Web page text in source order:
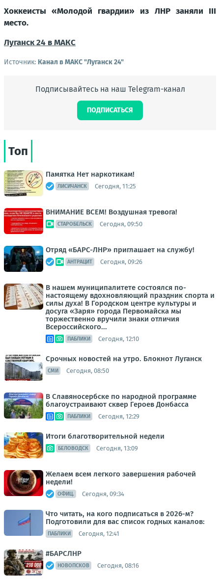
Хоккеисты «Молодой гвардии» из ЛНР заняли III
место.
Луганск 24 в МАКС
Источник: Канал в МАКС "Луганск 24"
Подписывайтесь на наш Telegram-канал
ПОДПИСАТЬСЯ
Топ
Памятка Нет наркотикам!
ЛИСИЧАНСК Сегодня, 11:25
ВНИМАНИЕ ВСЕМ! Воздушная тревога!
СТАРОБЕЛЬСК Сегодня, 09:50
Отряд «БАРС-ЛНР» приглашает на службу!
АНТРАЦИТ Сегодня, 09:26
В нашем муниципалитете состоялся по-
настоящему вдохновляющий праздник спорта и
силы духа! В Городском центре культуры и
досуга «Заря» города Первомайска мы
торжественно вручили знаки отличия
Всероссийского...
ПАБЛИКИ Сегодня, 12:10
Срочных новостей на утро. Блокнот Луганск
СМИ Сегодня, 08:50
В Славяносербске по народной программе
благоустраивают сквер Героев Донбасса
ПАБЛИКИ Сегодня, 12:29
Итоги благотворительной недели
БЕЛОВОДСК Сегодня, 13:09
Желаем всем легкого завершения рабочей
недели!
ОФИЦ. Сегодня, 09:34
Что читать, на кого подписаться в 2026-м?
Подготовили для вас список годных каналов:
ПАБЛИКИ Сегодня, 12:41
#БАРСЛНР
НОВОПСКОВ Сегодня, 08:16